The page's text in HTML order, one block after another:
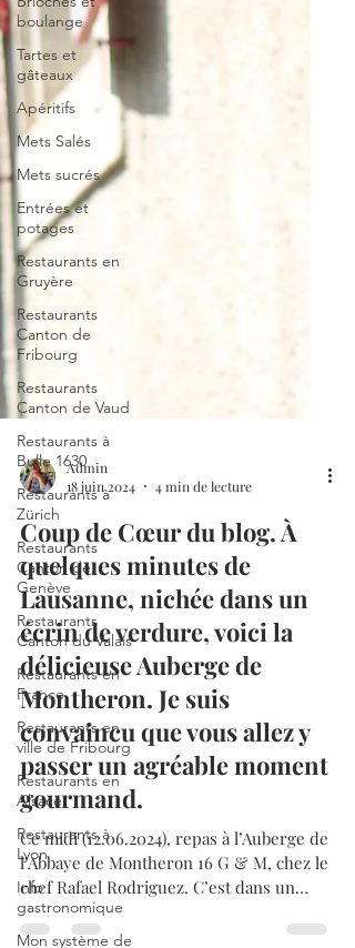
boulange
Tartes et
gâteaux
Apéritifs
Mets Salés
Mets sucrés
Entrées et
potages
Restaurants en
Gruyère
Restaurants
Canton de
Fribourg
Restaurants
Canton de Vaud
Restaurants à
Bulle 1630
Restaurants à
Zürich
Restaurants
Canton de
Genève
Restaurants
Canton du Valais
Restaurants en
France
Restaurants en
ville de Fribourg
Restaurants en
Alsace
Restaurants à
Lyon
Info
gastronomique
Mon système de
Admin
18 juin 2024
4 min de lecture
Coup de Cœur du blog. À
quelques minutes de
Lausanne, nichée dans un
écrin de verdure, voici la
délicieuse Auberge de
Montheron. Je suis
convaincu que vous allez y
passer un agréable moment
gourmand.
Ce midi (12.06.2024), repas à l’Auberge de
l’Abbaye de Montheron 16 G & M, chez le